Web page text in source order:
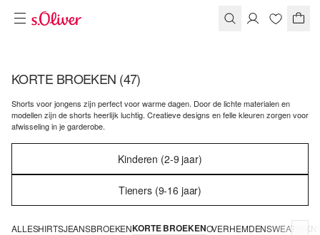
KORTE BROEKEN (47)
Shorts voor jongens zijn perfect voor warme dagen. Door de lichte materialen en
modellen zijn de shorts heerlijk luchtig. Creatieve designs en felle kleuren zorgen voor
afwisseling in je garderobe.
Kinderen (2-9 jaar)
Tieners (9-16 jaar)
ALLESHIRTSJEANSBROEKENKORTE BROEKENOVERHEMDENSWEAT &